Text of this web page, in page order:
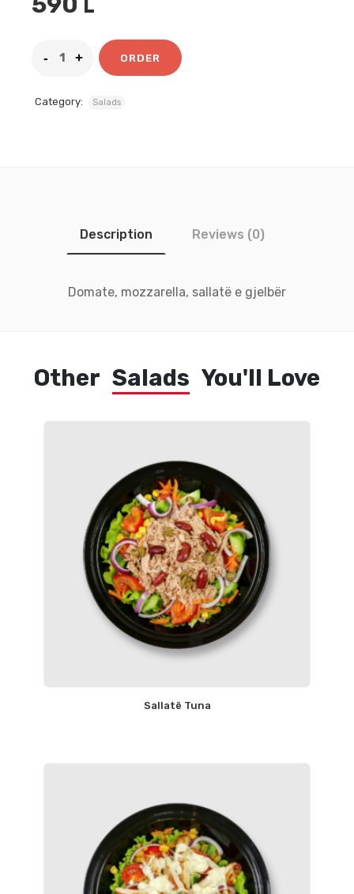
L
ORDER
Category: Salads
Description Reviews (0)
Domate, mozzarella, sallatë e gjelbër
Other Salads You'll Love
Sallatë Tuna